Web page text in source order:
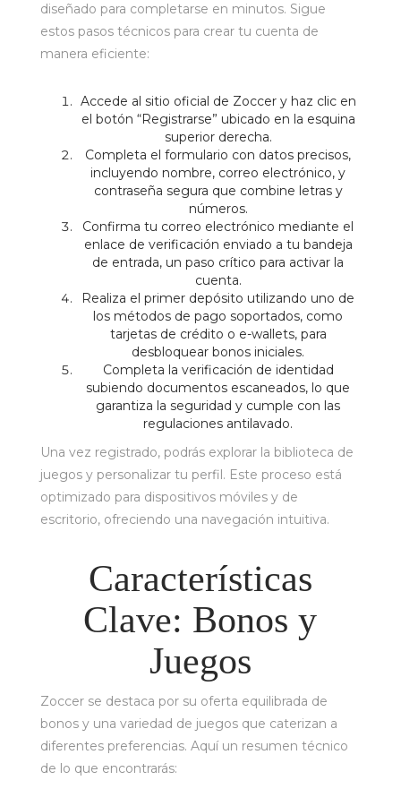
diseñado para completarse en minutos. Sigue
estos pasos técnicos para crear tu cuenta de
manera eficiente:
Accede al sitio oficial de Zoccer y haz clic en
el botón “Registrarse” ubicado en la esquina
superior derecha.
Completa el formulario con datos precisos,
incluyendo nombre, correo electrónico, y
contraseña segura que combine letras y
números.
Confirma tu correo electrónico mediante el
enlace de verificación enviado a tu bandeja
de entrada, un paso crítico para activar la
cuenta.
Realiza el primer depósito utilizando uno de
los métodos de pago soportados, como
tarjetas de crédito o e-wallets, para
desbloquear bonos iniciales.
Completa la verificación de identidad
subiendo documentos escaneados, lo que
garantiza la seguridad y cumple con las
regulaciones antilavado.
Una vez registrado, podrás explorar la biblioteca de
juegos y personalizar tu perfil. Este proceso está
optimizado para dispositivos móviles y de
escritorio, ofreciendo una navegación intuitiva.
Características
Clave: Bonos y
Juegos
Zoccer se destaca por su oferta equilibrada de
bonos y una variedad de juegos que caterizan a
diferentes preferencias. Aquí un resumen técnico
de lo que encontrarás: